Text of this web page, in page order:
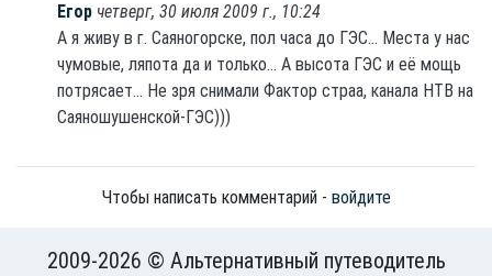
Егор четверг, 30 июля 2009 г., 10:24
А я живу в г. Саяногорске, пол часа до ГЭС... Места у нас
чумовые, ляпота да и только... А высота ГЭС и её мощь
потрясает... Не зря снимали Фактор страа, канала НТВ на
Саяношушенской-ГЭС)))
Чтобы написать комментарий - войдите
2009-2026 © Альтернативный путеводитель